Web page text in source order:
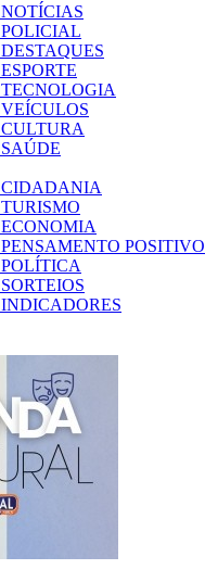
NOTÍCIAS
POLICIAL
DESTAQUES
ESPORTE
TECNOLOGIA
VEÍCULOS
CULTURA
SAÚDE
CIDADANIA
TURISMO
ECONOMIA
PENSAMENTO POSITIVO
POLÍTICA
SORTEIOS
INDICADORES